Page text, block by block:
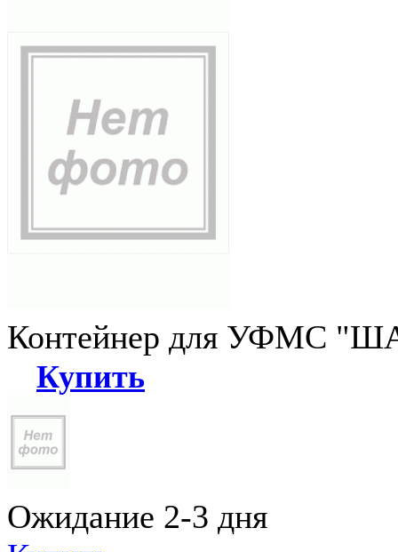
Контейнер для УФМС
Купить
Ожидание 2-3 дня